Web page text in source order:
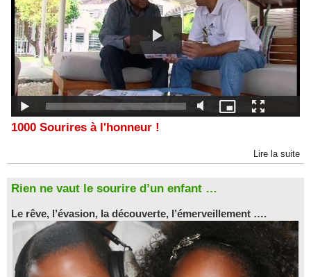
1000 Sourires à l'honneur !
Lire la suite
Rien ne vaut le sourire d’un enfant …
Le rêve, l’évasion, la découverte, l’émerveillement ….